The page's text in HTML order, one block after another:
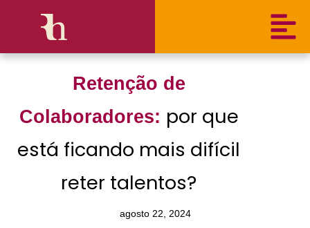
Retenção de
Colaboradores: por que
está ficando mais difícil
reter talentos?
agosto 22, 2024